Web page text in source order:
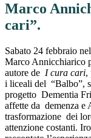
Marco
cari”.
Sabato 24 febbraio
Marco Annicchiarico
autore de I cura cari,
i liceali del “Balbo”,
progetto Dementia
affette da demenza e
trasformazione dei
attenzione costanti.